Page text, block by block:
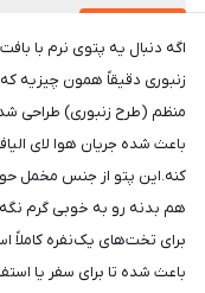
زنبوری دقیقاً همون چیزیه
منظم (طرح زنبوری) طراحی
باعث شده جریان هوا لای
کنه.این پتو از جنس مخمل
باعث شده تا برای سفر یا